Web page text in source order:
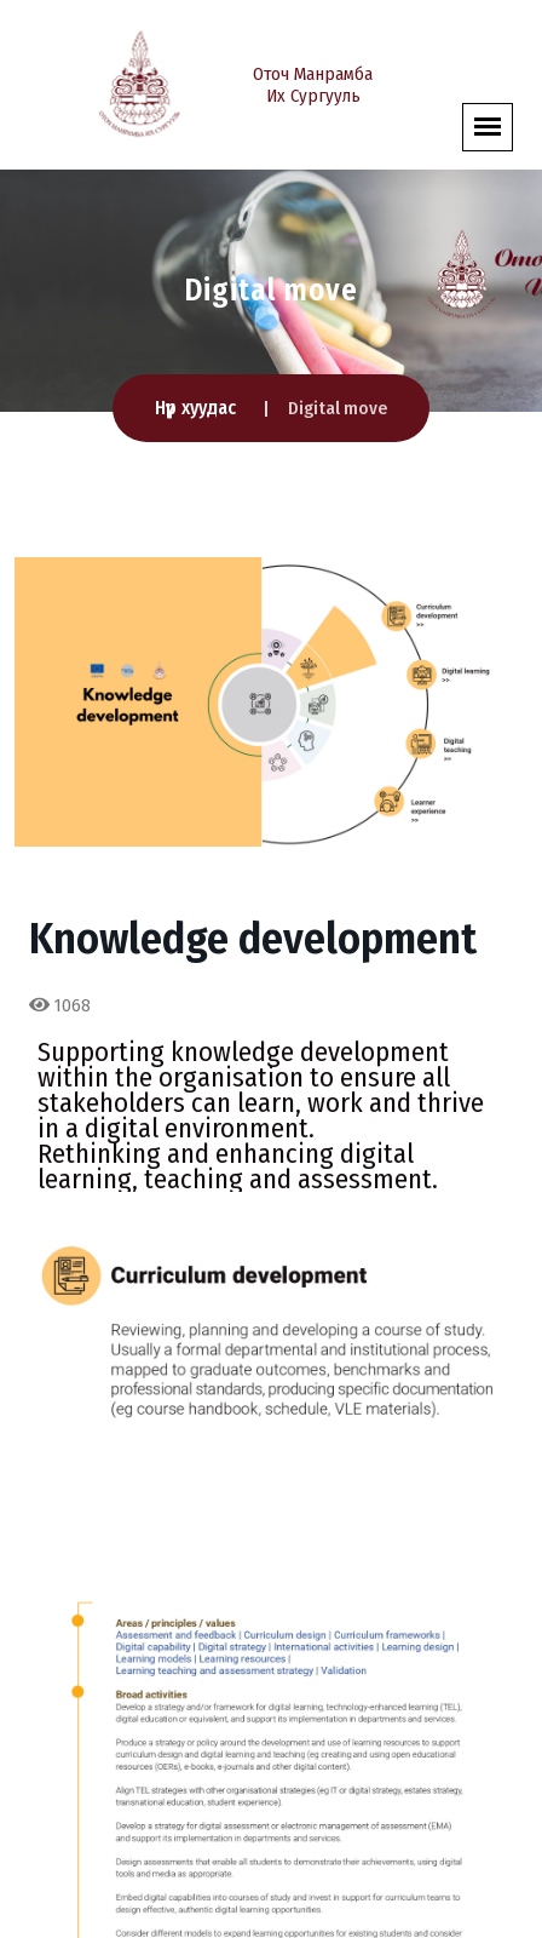
Оточ Манрамба
Их Сургууль
Digital move
Нүүр хуудас Digital move
Knowledge development
1068
Supporting knowledge development
within the organisation to ensure all
stakeholders can learn, work and thrive
in a digital environment.
Rethinking and enhancing digital
learning, teaching and assessment.